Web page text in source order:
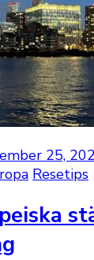
25,
Resetips